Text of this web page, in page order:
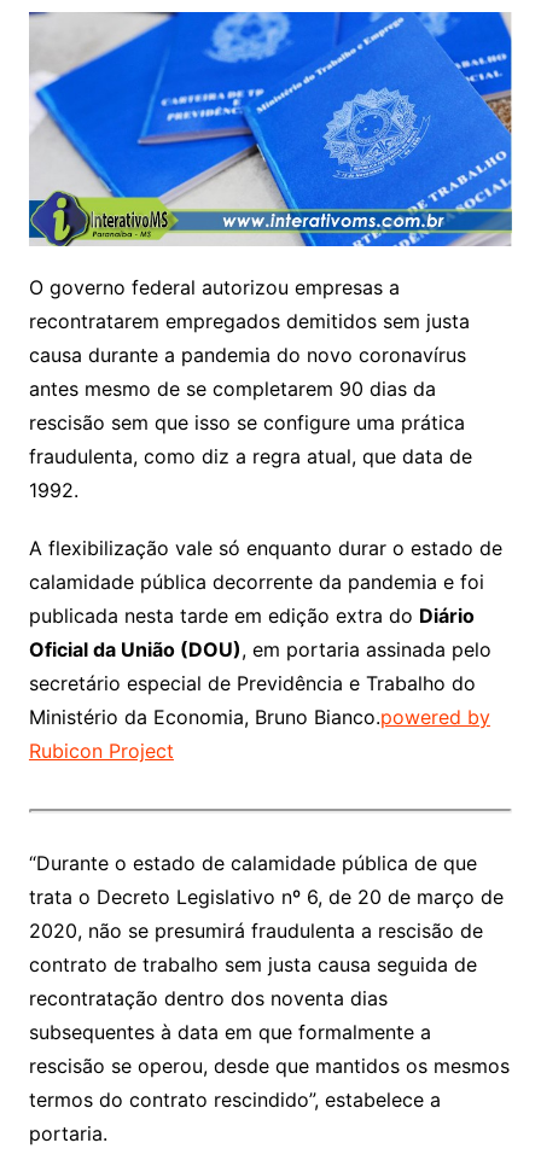
O governo federal autorizou empresas a
recontratarem empregados demitidos sem justa
causa durante a pandemia do novo coronavírus
antes mesmo de se completarem 90 dias da
rescisão sem que isso se configure uma prática
fraudulenta, como diz a regra atual, que data de
1992.
A flexibilização vale só enquanto durar o estado de
calamidade pública decorrente da pandemia e foi
publicada nesta tarde em edição extra do Diário
Oficial da União (DOU), em portaria assinada pelo
secretário especial de Previdência e Trabalho do
Ministério da Economia, Bruno Bianco.powered by
Rubicon Project
“Durante o estado de calamidade pública de que
trata o Decreto Legislativo nº 6, de 20 de março de
2020, não se presumirá fraudulenta a rescisão de
contrato de trabalho sem justa causa seguida de
recontratação dentro dos noventa dias
subsequentes à data em que formalmente a
rescisão se operou, desde que mantidos os mesmos
termos do contrato rescindido”, estabelece a
portaria.